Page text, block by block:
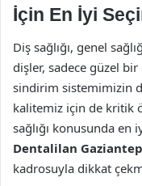
İçin En İyi
Diş sağlığı, genel
dişler, sadece güzel
sindirim sistemimizin
kalitemiz için de kritik
sağlığı konusunda
Dentalilan Gaziantep
kadrosuyla dikkat